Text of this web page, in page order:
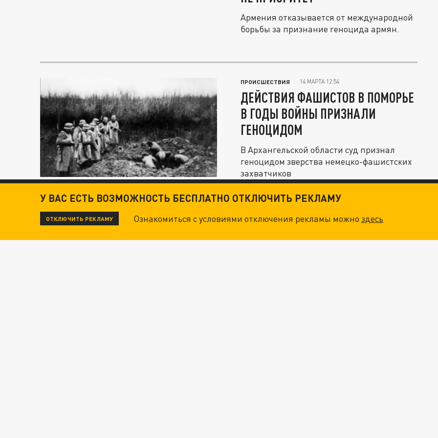
Армения отказывается от международной
борьбы за признание геноцида армян.
ПРОИСШЕСТВИЯ 14 МАРТА 12:54
ДЕЙСТВИЯ ФАШИСТОВ В ПОМОРЬЕ
В ГОДЫ ВОЙНЫ ПРИЗНАЛИ
ГЕНОЦИДОМ
В Архангельской области суд признал
геноцидом зверства немецко-фашистских
захватчиков
У ВАС ЕСТЬ ВОЗМОЖНОСТЬ БЕСПЛАТНО ОТКЛЮЧИТЬ РЕКЛАМУ
ОТКЛЮЧИТЬ РЕКЛАМУ Ознакомиться с условиями отключения рекламы можноздесь